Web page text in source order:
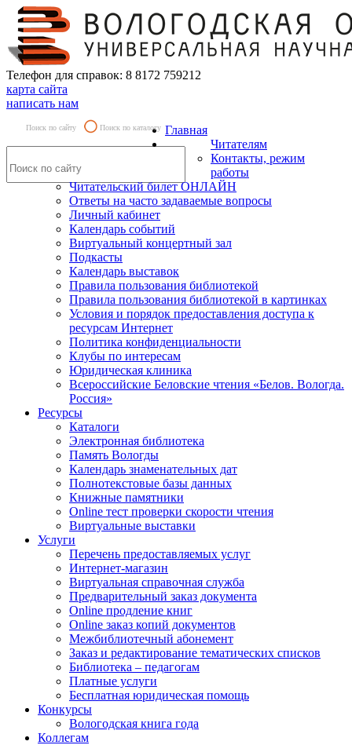
Телефон для справок: 8 8172 759212
карта сайта
написать нам
Поиск по сайту Поиск по каталогу Главная
Читателям
Контакты, режим
работы
Читательский билет ОНЛАЙН
Ответы на часто задаваемые вопросы
Личный кабинет
Календарь событий
Виртуальный концертный зал
Подкасты
Календарь выставок
Правила пользования библиотекой
Правила пользования библиотекой в картинках
Условия и порядок предоставления доступа к
ресурсам Интернет
Политика конфиденциальности
Клубы по интересам
Юридическая клиника
Всероссийские Беловские чтения «Белов. Вологда.
Россия»
Ресурсы
Каталоги
Электронная библиотека
Память Вологды
Календарь знаменательных дат
Полнотекстовые базы данных
Книжные памятники
Online тест проверки скорости чтения
Виртуальные выставки
Услуги
Перечень предоставляемых услуг
Интернет-магазин
Виртуальная справочная служба
Предварительный заказ документа
Online продление книг
Online заказ копий документов
Межбиблиотечный абонемент
Заказ и редактирование тематических списков
Библиотека – педагогам
Платные услуги
Бесплатная юридическая помощь
Конкурсы
Вологодская книга года
Коллегам